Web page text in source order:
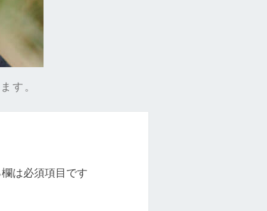
す。
は必須項目です